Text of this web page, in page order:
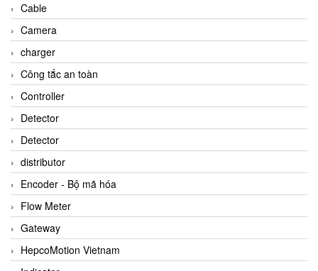
Cable
Camera
charger
Công tắc an toàn
Controller
Detector
Detector
distributor
Encoder - Bộ mã hóa
Flow Meter
Gateway
HepcoMotion Vietnam